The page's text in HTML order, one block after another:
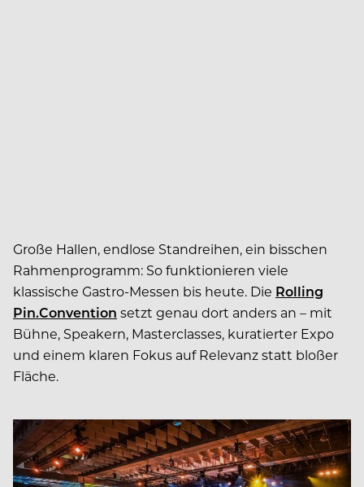
Große Hallen, endlose Standreihen, ein bisschen
Rahmenprogramm: So funktionieren viele
klassische Gastro-Messen bis heute. Die Rolling
Pin.Convention setzt genau dort anders an – mit
Bühne, Speakern, Masterclasses, kuratierter Expo
und einem klaren Fokus auf Relevanz statt bloßer
Fläche.